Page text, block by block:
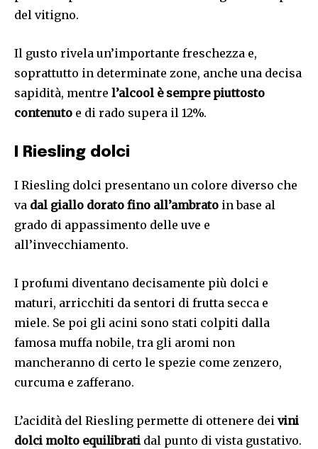
del vitigno.
Il gusto rivela un’importante freschezza e,
soprattutto in determinate zone, anche una decisa
sapidità, mentre l’alcool è sempre piuttosto
contenuto e di rado supera il 12%.
I Riesling dolci
I Riesling dolci presentano un colore diverso che
va dal giallo dorato fino all’ambrato in base al
grado di appassimento delle uve e
all’invecchiamento.
I profumi diventano decisamente più dolci e
maturi, arricchiti da sentori di frutta secca e
miele. Se poi gli acini sono stati colpiti dalla
famosa muffa nobile, tra gli aromi non
mancheranno di certo le spezie come zenzero,
curcuma e zafferano.
L’acidità del Riesling permette di ottenere dei vini
dolci molto equilibrati dal punto di vista gustativo.